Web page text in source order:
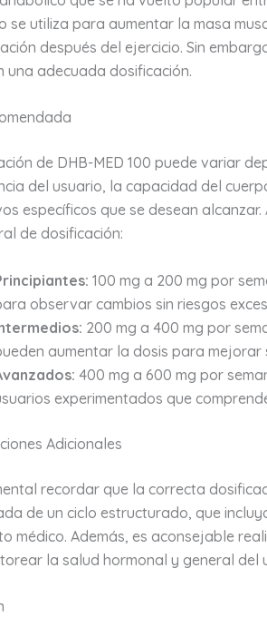
se utiliza para aumentar la masa
después del ejercicio. Sin
una adecuada dosificación.
de DHB-MED 100 puede variar
del usuario, la capacidad del
específicos que se desean
de dosificación:
100 mg a 200 mg por
observar cambios sin riesgos
200 mg a 400 mg por
aumentar la dosis para mejorar
400 mg a 600 mg por
experimentados que
Adicionales
recordar que la correcta
de un ciclo estructurado, que
médico. Además, es aconsejable
la salud hormonal y general del